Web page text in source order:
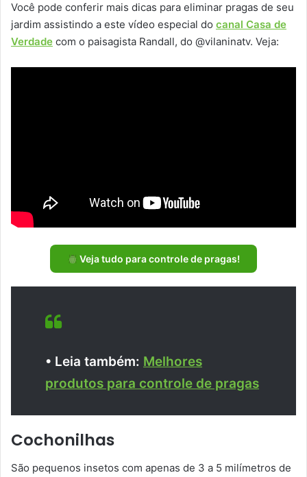
Você pode conferir mais dicas para eliminar pragas de seu
jardim assistindo a este vídeo especial do canal Casa de
Verdade com o paisagista Randall, do @vilaninatv. Veja:
Veja tudo para controle de pragas!
• Leia também: Melhores
produtos para controle de pragas
Cochonilhas
São pequenos insetos com apenas de 3 a 5 milímetros de